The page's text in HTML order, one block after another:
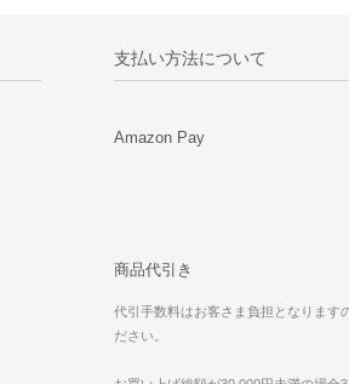
支払い方法について
Amazon Pay
商品代引き
代引手数料はお客さま負担となります
ださい。